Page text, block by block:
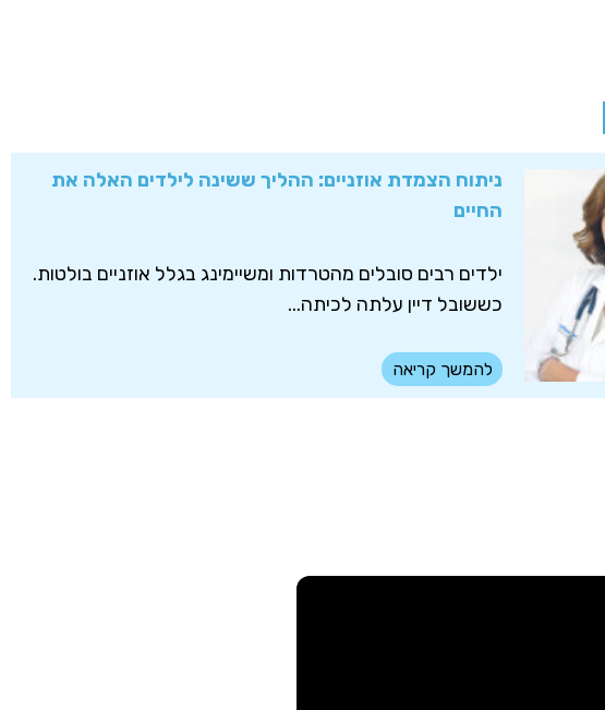
ניתוח הצמדת אוזניים: ההליך ששינה לילדים האלה את
החיים
ילדים רבים סובלים מהטרדות ומשיימינג בגלל אוזניים בולטות.
כששובל דיין עלתה לכיתה...
להמשך קריאה